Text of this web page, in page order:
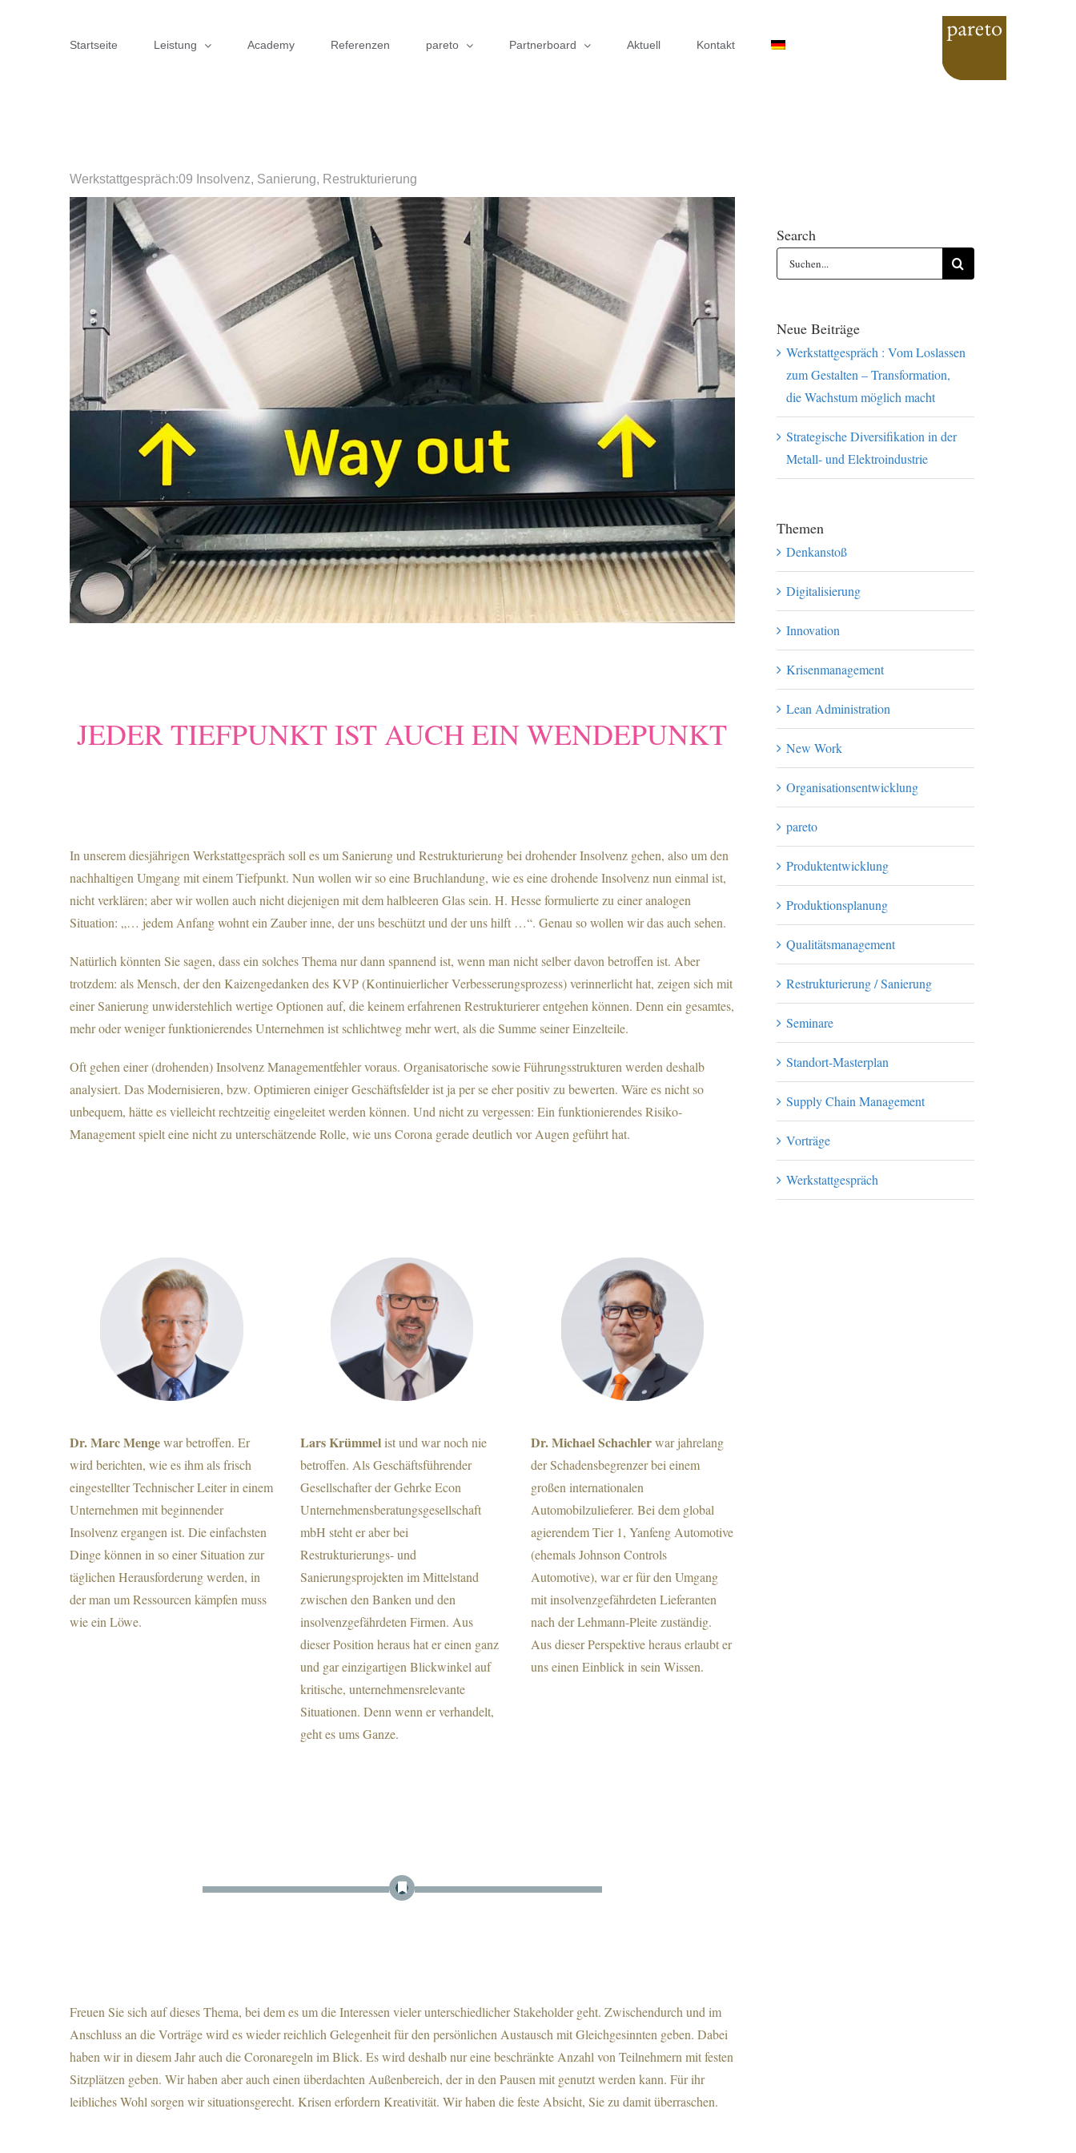
Startseite Leistung Academy Referenzen pareto Partnerboard Aktuell Kontakt
Werkstattgespräch:09 Insolvenz, Sanierung, Restrukturierung
Zeige
grösseres
Bild
JEDER TIEFPUNKT IST AUCH EIN WENDEPUNKT
In unserem diesjährigen Werkstattgespräch soll es um Sanierung und Restrukturierung bei drohender Insolvenz gehen, also um den
nachhaltigen Umgang mit einem Tiefpunkt. Nun wollen wir so eine Bruchlandung, wie es eine drohende Insolvenz nun einmal ist,
nicht verklären; aber wir wollen auch nicht diejenigen mit dem halbleeren Glas sein. H. Hesse formulierte zu einer analogen
Situation: „… jedem Anfang wohnt ein Zauber inne, der uns beschützt und der uns hilft …“. Genau so wollen wir das auch sehen.
Natürlich könnten Sie sagen, dass ein solches Thema nur dann spannend ist, wenn man nicht selber davon betroffen ist. Aber
trotzdem: als Mensch, der den Kaizengedanken des KVP (Kontinuierlicher Verbesserungsprozess) verinnerlicht hat, zeigen sich mit
einer Sanierung unwiderstehlich wertige Optionen auf, die keinem erfahrenen Restrukturierer entgehen können. Denn ein gesamtes,
mehr oder weniger funktionierendes Unternehmen ist schlichtweg mehr wert, als die Summe seiner Einzelteile.
Oft gehen einer (drohenden) Insolvenz Managementfehler voraus. Organisatorische sowie Führungsstrukturen werden deshalb
analysiert. Das Modernisieren, bzw. Optimieren einiger Geschäftsfelder ist ja per se eher positiv zu bewerten. Wäre es nicht so
unbequem, hätte es vielleicht rechtzeitig eingeleitet werden können. Und nicht zu vergessen: Ein funktionierendes Risiko-
Management spielt eine nicht zu unterschätzende Rolle, wie uns Corona gerade deutlich vor Augen geführt hat.
Dr. Marc Mengewar betroffen. Er
wird berichten, wie es ihm als frisch
eingestellter Technischer Leiter in einem
Unternehmen mit beginnender
Insolvenz ergangen ist. Die einfachsten
Dinge können in so einer Situation zur
täglichen Herausforderung werden, in
der man um Ressourcen kämpfen muss
wie ein Löwe.
Lars Krümmelist und war noch nie
betroffen. Als Geschäftsführender
Gesellschafter der Gehrke Econ
Unternehmensberatungsgesellschaft
mbH steht er aber bei
Restrukturierungs- und
Sanierungsprojekten im Mittelstand
zwischen den Banken und den
insolvenzgefährdeten Firmen. Aus
dieser Position heraus hat er einen ganz
und gar einzigartigen Blickwinkel auf
kritische, unternehmensrelevante
Situationen. Denn wenn er verhandelt,
geht es ums Ganze.
Dr. Michael Schachlerwar jahrelang
der Schadensbegrenzer bei einem
großen internationalen
Automobilzulieferer. Bei dem global
agierendem Tier 1, Yanfeng Automotive
(ehemals Johnson Controls
Automotive), war er für den Umgang
mit insolvenzgefährdeten Lieferanten
nach der Lehmann-Pleite zuständig.
Aus dieser Perspektive heraus erlaubt er
uns einen Einblick in sein Wissen.
Freuen Sie sich auf dieses Thema, bei dem es um die Interessen vieler unterschiedlicher Stakeholder geht. Zwischendurch und im
Anschluss an die Vorträge wird es wieder reichlich Gelegenheit für den persönlichen Austausch mit Gleichgesinnten geben. Dabei
haben wir in diesem Jahr auch die Coronaregeln im Blick. Es wird deshalb nur eine beschränkte Anzahl von Teilnehmern mit festen
Sitzplätzen geben. Wir haben aber auch einen überdachten Außenbereich, der in den Pausen mit genutzt werden kann. Für ihr
leibliches Wohl sorgen wir situationsgerecht. Krisen erfordern Kreativität. Wir haben die feste Absicht, Sie zu damit überraschen.
Search
Suche
nach:
Neue Beiträge
Werkstattgespräch : Vom Loslassen
zum Gestalten – Transformation,
die Wachstum möglich macht
Strategische Diversifikation in der
Metall- und Elektroindustrie
Themen
Denkanstoß
Digitalisierung
Innovation
Krisenmanagement
Lean Administration
New Work
Organisationsentwicklung
pareto
Produktentwicklung
Produktionsplanung
Qualitätsmanagement
Restrukturierung / Sanierung
Seminare
Standort-Masterplan
Supply Chain Management
Vorträge
Werkstattgespräch